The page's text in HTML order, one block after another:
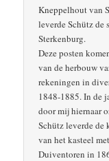
Kneppelhout van
leverde Schütz de
Sterkenburg.
Deze posten
van de herbouw
rekeningen in
1848-1885. In de
door mij hiernaar
Schütz leverde de
van het kasteel
Duiventoren in